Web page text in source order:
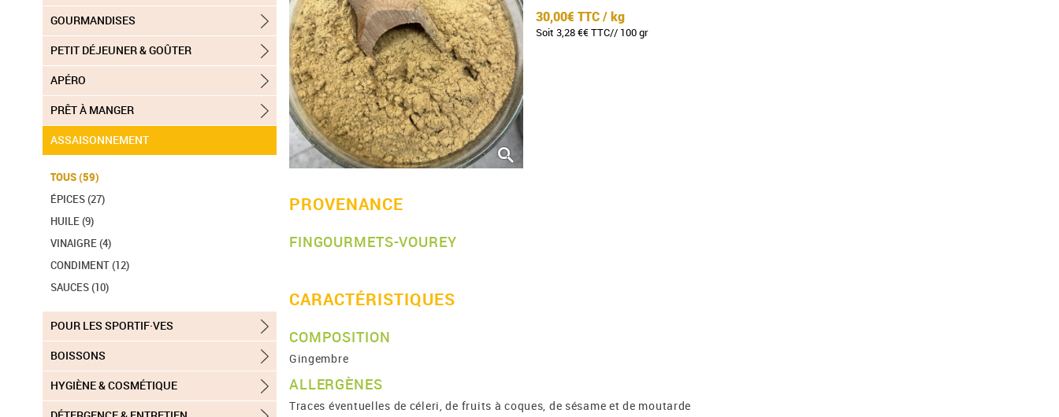
GOURMANDISES
PETIT DÉJEUNER & GOÛTER
APÉRO
PRÊT À MANGER
ASSAISONNEMENT
TOUS (59)
ÉPICES (27)
HUILE (9)
VINAIGRE (4)
CONDIMENT (12)
SAUCES (10)
POUR LES SPORTIF·VES
BOISSONS
HYGIÈNE & COSMÉTIQUE
30,00€ TTC/ kg
Soit 3,28 €€ TTC// 100 gr
PROVENANCE
FINGOURMETS-VOUREY
CARACTÉRISTIQUES
COMPOSITION
Gingembre
ALLERGÈNES
Traces éventuelles de céleri, de fruits à coques, de sésame et de moutarde